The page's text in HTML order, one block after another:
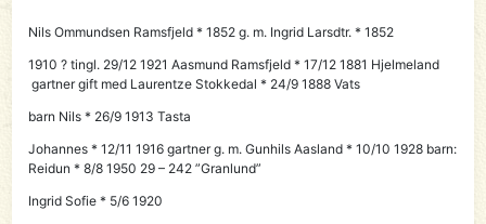
Nils Ommundsen Ramsfjeld * 1852 g. m. Ingrid Larsdtr. * 1852
1910 ? tingl. 29/12 1921 Aasmund Ramsfjeld * 17/12 1881 Hjelmeland
gartner gift med Laurentze Stokkedal * 24/9 1888 Vats
barn Nils * 26/9 1913 Tasta
Johannes * 12/11 1916 gartner g. m. Gunhils Aasland * 10/10 1928 barn:
Reidun * 8/8 1950 29 – 242 ”Granlund”
Ingrid Sofie * 5/6 1920